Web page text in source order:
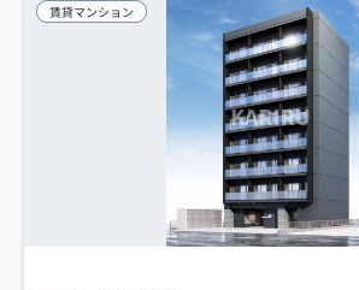
賃貸マンション